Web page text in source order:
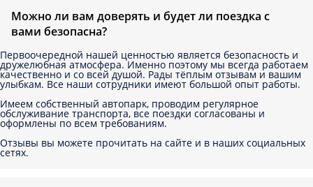
Можно ли вам доверять и будет ли поездка с
вами безопасна?
Первоочередной нашей ценностью является безопасность и
дружелюбная атмосфера. Именно поэтому мы всегда работаем
качественно и со всей душой. Рады тёплым отзывам и вашим
улыбкам. Все наши сотрудники имеют большой опыт работы.
Имеем собственный автопарк, проводим регулярное
обслуживание транспорта, все поездки согласованы и
оформлены по всем требованиям.
Отзывы вы можете прочитать на сайте и в наших социальных
сетях.